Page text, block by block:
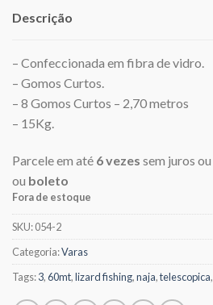
Descrição
– Confeccionada em fibra de vidro.
– Gomos Curtos.
– 8 Gomos Curtos – 2,70 metros
– 15Kg.
Parcele em até 6 vezes sem juros ou
ou boleto
Fora de estoque
SKU:054-2
Categoria:Varas
Tags:3,60mt,lizard fishing,naja,telescopica,